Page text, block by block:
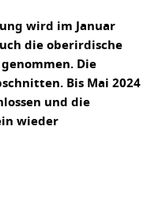
wird im Januar
die oberirdische
Die
Bis Mai 2024
und die
wieder